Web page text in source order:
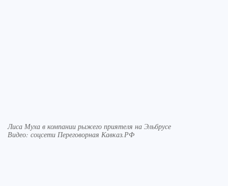
Лиса Муха в компании рыжего приятеля на Эльбрусе
Видео: соцсети Переговорная Кавказ.РФ